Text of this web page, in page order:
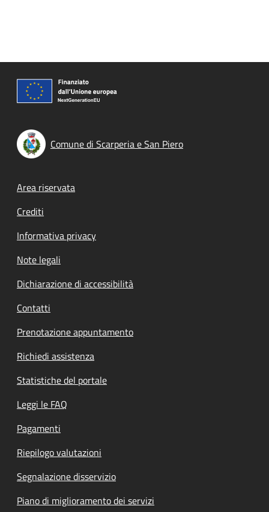
Comune di Scarperia e San Piero
Footer menu
Area riservata
Crediti
Informativa privacy
Note legali
Dichiarazione di accessibilità
Contatti
Prenotazione appuntamento
Richiedi assistenza
Statistiche del portale
Leggi le FAQ
Pagamenti
Riepilogo valutazioni
Segnalazione disservizio
Piano di miglioramento dei servizi